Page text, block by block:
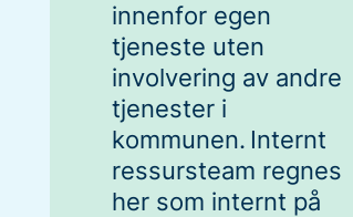
innenfor egen
tjeneste uten
involvering av andre
tjenester i
kommunen. Internt
ressursteam regnes
her som internt på